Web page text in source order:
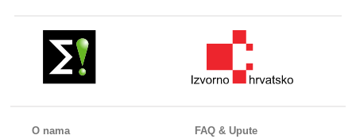
O nama
FAQ & Upute